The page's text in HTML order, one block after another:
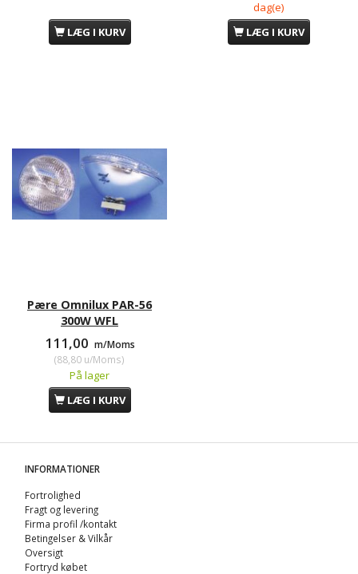
LÆG I KURV
dag(e)
LÆG I KURV
Pære Omnilux PAR-56
300W WFL
111,00 m/Moms
(88,80 u/Moms)
På lager
LÆG I KURV
INFORMATIONER
Fortrolighed
Fragt og levering
Firma profil /kontakt
Betingelser & Vilkår
Oversigt
Fortryd købet